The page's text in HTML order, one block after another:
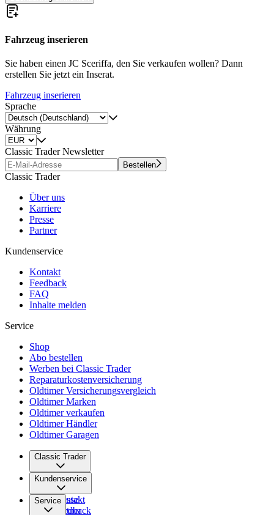
Fahrzeug inserieren
Sie haben einen JC Sceriffa, den Sie verkaufen wollen? Dann
erstellen Sie jetzt ein Inserat.
Fahrzeug inserieren
Sprache
Währung
Classic Trader Newsletter
Bestellen
Classic Trader
Über uns
Karriere
Presse
Partner
Kundenservice
Kontakt
Feedback
FAQ
Inhalte melden
Service
Shop
Abo bestellen
Werben bei Classic Trader
Reparaturkostenversicherung
Oldtimer Versicherungsvergleich
Oldtimer Marken
Oldtimer verkaufen
Oldtimer Händler
Oldtimer Garagen
Classic Trader
Über uns
Karriere
Presse
Partner
Kundenservice
Kontakt
Feedback
Service